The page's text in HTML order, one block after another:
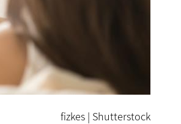
fizkes | Shutterstock